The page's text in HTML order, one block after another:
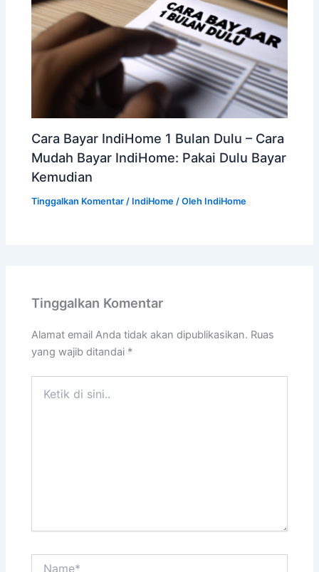
Cara Bayar IndiHome 1 Bulan Dulu – Cara
Mudah Bayar IndiHome: Pakai Dulu Bayar
Kemudian
Tinggalkan Komentar / IndiHome / Oleh IndiHome
Tinggalkan Komentar
Alamat email Anda tidak akan dipublikasikan. Ruas
yang wajib ditandai *